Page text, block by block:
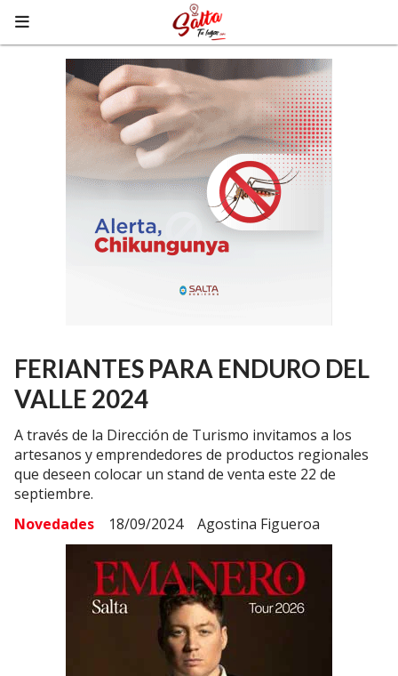
FERIANTES PARA ENDURO DEL
VALLE 2024
A través de la Dirección de Turismo invitamos a los
artesanos y emprendedores de productos regionales
que deseen colocar un stand de venta este 22 de
septiembre.
Novedades
18/09/2024 Agostina Figueroa